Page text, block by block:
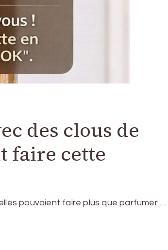
des clous de
faire cette
pouvaient faire plus que parfumer …